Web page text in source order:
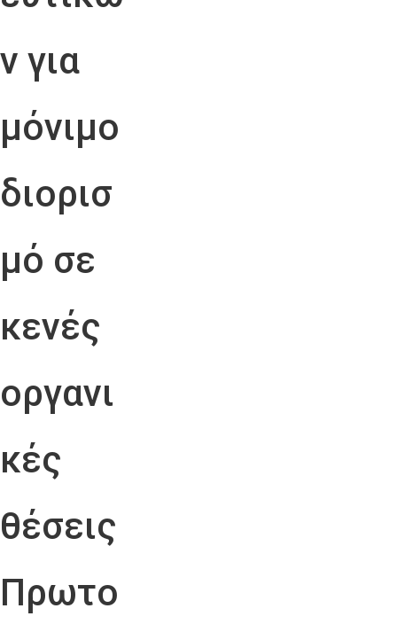
ν για
μόνιμο
διορισ
μό σε
κενές
οργανι
κές
θέσεις
Πρωτο